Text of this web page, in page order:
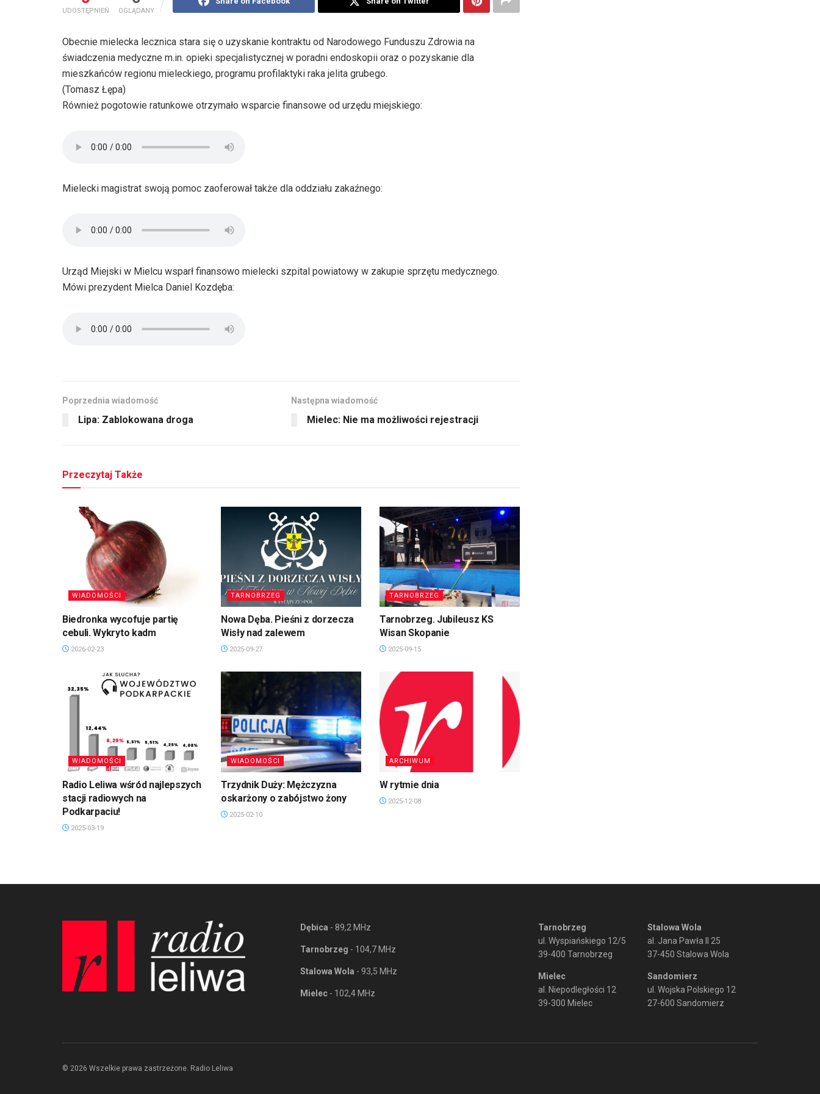
UDOSTĘPNIEŃ OGLĄDANY
Obecnie mielecka lecznica stara się o uzyskanie kontraktu od Narodowego Funduszu Zdrowia na
świadczenia medyczne m.in. opieki specjalistycznej w poradni endoskopii oraz o pozyskanie dla
mieszkańców regionu mieleckiego, programu profilaktyki raka jelita grubego.
(Tomasz Łępa)
Również pogotowie ratunkowe otrzymało wsparcie finansowe od urzędu miejskiego:
Mielecki magistrat swoją pomoc zaoferował także dla oddziału zakaźnego:
Urząd Miejski w Mielcu wsparł finansowo mielecki szpital powiatowy w zakupie sprzętu medycznego.
Mówi prezydent Mielca Daniel Kozdęba:
Poprzednia wiadomość
Lipa: Zablokowana droga
Następna wiadomość
Mielec: Nie ma możliwości rejestracji
Przeczytaj Także
WIADOMOŚCI
Biedronka wycofuje partię
cebuli. Wykryto kadm
2026-02-23
TARNOBRZEG
Nowa Dęba. Pieśni z dorzecza
Wisły nad zalewem
2025-09-27
TARNOBRZEG
Tarnobrzeg. Jubileusz KS
Wisan Skopanie
2025-09-15
WIADOMOŚCI
Radio Leliwa wśród najlepszych
stacji radiowych na
Podkarpaciu!
2025-03-19
WIADOMOŚCI
Trzydnik Duży: Mężczyzna
oskarżony o zabójstwo żony
2025-02-10
ARCHIWUM
W rytmie dnia
2025-12-08
Dębica - 89,2 MHz
Tarnobrzeg - 104,7 MHz
Stalowa Wola - 93,5 MHz
Mielec - 102,4 MHz
Tarnobrzeg
ul. Wyspiańskiego 12/5
39-400 Tarnobrzeg
Mielec
al. Niepodległości 12
39-300 Mielec
Stalowa Wola
al. Jana Pawła II 25
37-450 Stalowa Wola
Sandomierz
ul. Wojska Polskiego 12
27-600 Sandomierz
© 2026 Wszelkie prawa zastrzeżone. Radio Leliwa